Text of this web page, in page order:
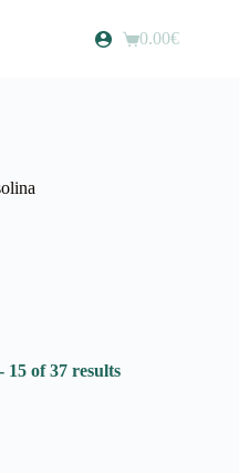
Carrinho
0.00€
15 of 37 results